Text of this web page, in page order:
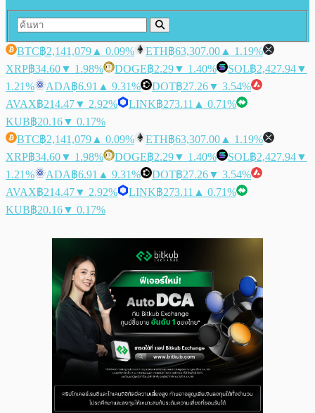
BTC฿2,141,079 ▲ 0.09% ETH฿63,307.00 ▲ 1.19%
XRP฿34.60▼ 1.98% DOGE฿2.29▼ 1.40% SOL฿2,427.94▼
1.21%
ADA฿6.91 ▲ 9.31% DOT฿27.26▼ 3.54%
AVAX฿214.47▼ 2.92% LINK฿273.11 ▲ 0.71%
KUB฿20.16▼ 0.17%
BTC฿2,141,079 ▲ 0.09% ETH฿63,307.00 ▲ 1.19%
XRP฿34.60▼ 1.98% DOGE฿2.29▼ 1.40% SOL฿2,427.94▼
1.21%
ADA฿6.91 ▲ 9.31% DOT฿27.26▼ 3.54%
AVAX฿214.47▼ 2.92% LINK฿273.11 ▲ 0.71%
KUB฿20.16▼ 0.17%